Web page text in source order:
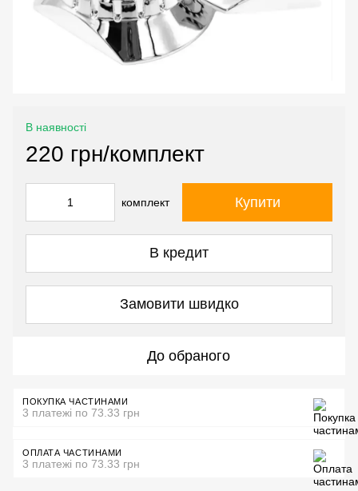
В наявності
220 грн/комплект
комплект Купити
В кредит
Замовити швидко
До обраного
ПОКУПКА ЧАСТИНАМИ
3 платежі по 73.33 грн
ОПЛАТА ЧАСТИНАМИ
3 платежі по 73.33 грн